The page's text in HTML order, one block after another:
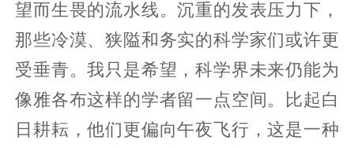
望而生畏的流水线。沉重的发表压力下，
那些冷漠、狭隘和务实的科学家们或许更
受垂青。我只是希望，科学界未来仍能为
像雅各布这样的学者留一点空间。比起白
日耕耘，他们更偏向午夜飞行，这是一种